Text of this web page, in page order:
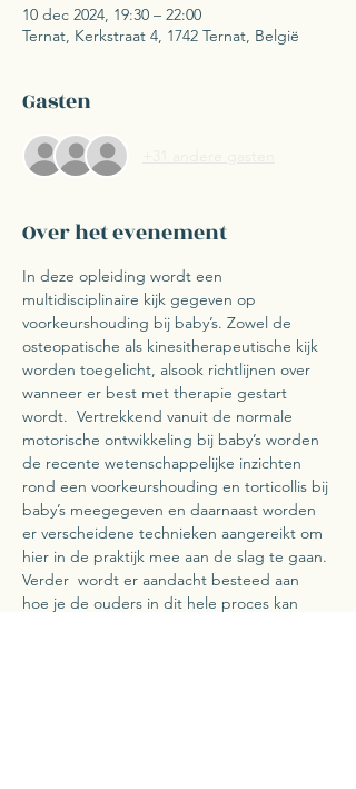
10 dec 2024, 19:30 – 22:00
Ternat, Kerkstraat 4, 1742 Ternat, België
Gasten
Over het evenement
In deze opleiding wordt een
multidisciplinaire kijk gegeven op
voorkeurshouding bij baby’s. Zowel de
osteopatische als kinesitherapeutische kijk
worden toegelicht, alsook richtlijnen over
wanneer er best met therapie gestart
wordt.  Vertrekkend vanuit de normale
motorische ontwikkeling bij baby’s worden
de recente wetenschappelijke inzichten
rond een voorkeurshouding en torticollis bij
baby’s meegegeven en daarnaast worden
er verscheidene technieken aangereikt om
hier in de praktijk mee aan de slag te gaan.
Verder  wordt er aandacht besteed aan
hoe je de ouders in dit hele proces kan